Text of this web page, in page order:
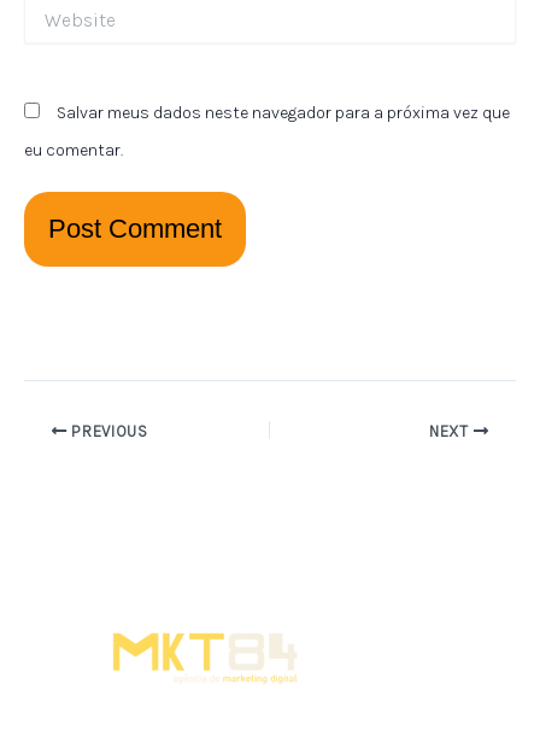
Salvar meus dados neste navegador para a próxima vez que
eu comentar.
PREVIOUS NEXT